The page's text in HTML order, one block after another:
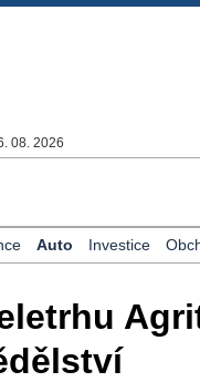
08. 2026
Auto Investice